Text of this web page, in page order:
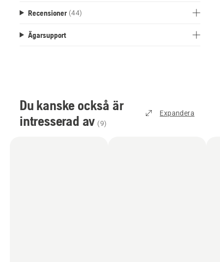
Recensioner (44)
Ägarsupport
Du kanske också är
intresserad av (9)
Expandera